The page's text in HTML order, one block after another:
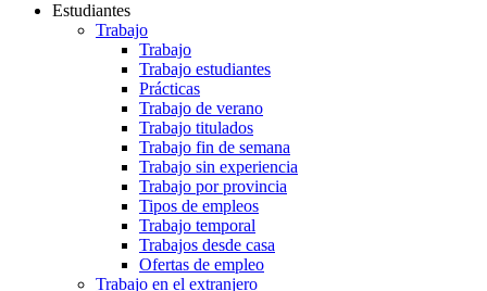
Estudiantes
Trabajo
Trabajo
Trabajo estudiantes
Prácticas
Trabajo de verano
Trabajo titulados
Trabajo fin de semana
Trabajo sin experiencia
Trabajo por provincia
Tipos de empleos
Trabajo temporal
Trabajos desde casa
Ofertas de empleo
Trabajo en el extranjero